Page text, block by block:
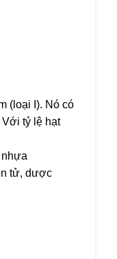
(loại I). Nó có
tỷ lệ hạt
nhựa
tử, dược